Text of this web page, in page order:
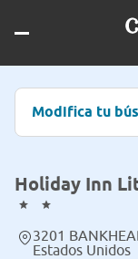
Modifica tu
Holiday Inn
3201
Estados Unidos